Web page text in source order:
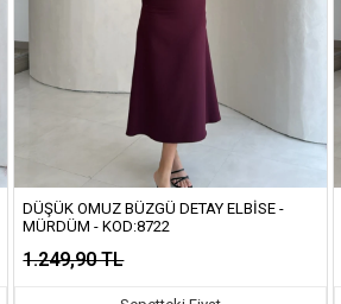
DÜŞÜK OMUZ BÜZGÜ DETAY ELBISE -
MÜRDÜM - KOD:8722
1.249,90 TL